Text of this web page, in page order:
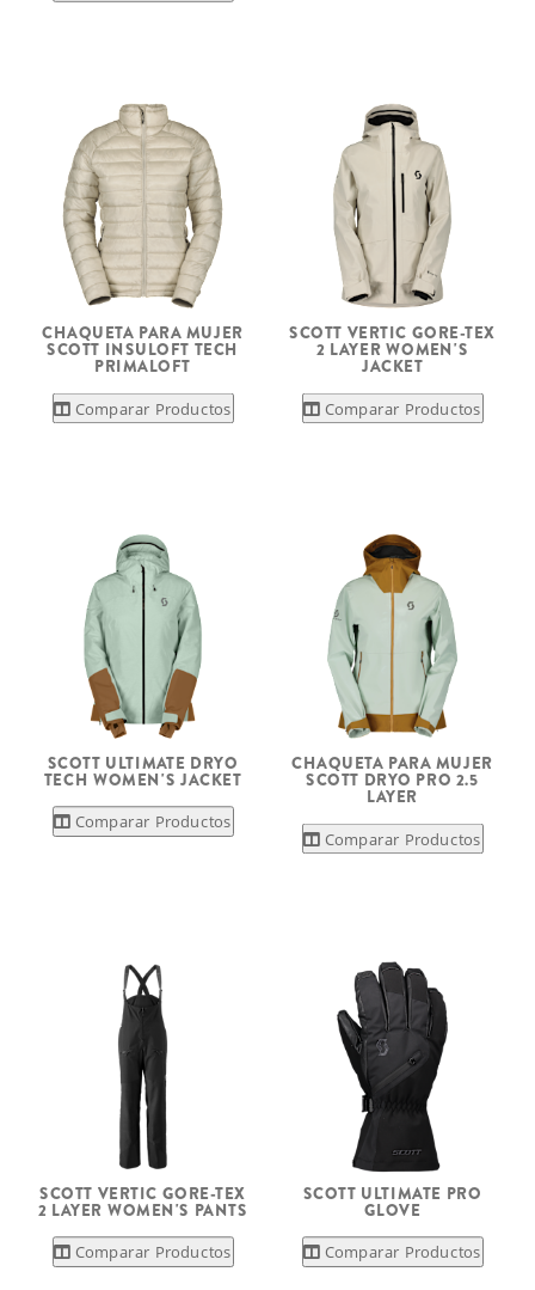
CHAQUETA PARA MUJER
SCOTT INSULOFT TECH
PRIMALOFT
Comparar Productos
SCOTT VERTIC GORE-TEX
2 LAYER WOMEN'S
JACKET
Comparar Productos
SCOTT ULTIMATE DRYO
TECH WOMEN'S JACKET
Comparar Productos
CHAQUETA PARA MUJER
SCOTT DRYO PRO 2.5
LAYER
Comparar Productos
SCOTT VERTIC GORE-TEX
2 LAYER WOMEN'S PANTS
Comparar Productos
SCOTT ULTIMATE PRO
GLOVE
Comparar Productos